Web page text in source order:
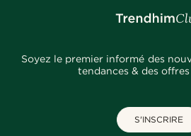
Soyez le premier informé des
tendances & des offres
S'INSCRIRE